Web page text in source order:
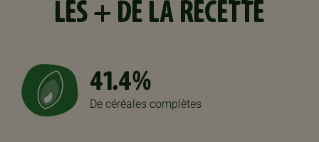
LES + DE LA RECETTE
41.4%
De céréales complètes